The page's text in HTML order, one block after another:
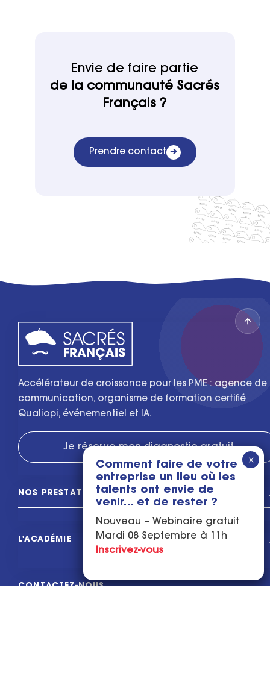
Envie de faire partie
de la communauté Sacrés
Français ?
Prendre contact ➔
Accélérateur de croissance pour les PME : agence de
communication, organisme de formation certifié
Qualiopi, événementiel et IA.
Je réserve mon diagnostic gratuit
NOS PRESTATIONS
L'ACADÉMIE
CONTACTEZ-NOUS
Comment faire de votre
entreprise un lieu où les
talents ont envie de
venir… et de rester ?
Nouveau – Webinaire gratuit
Mardi 08 Septembre à 11h
Inscrivez-vous